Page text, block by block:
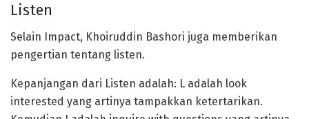
Listen
Selain Impact, Khoiruddin Bashori juga memberikan
pengertian tentang listen.
Kepanjangan dari Listen adalah: L adalah look
interested yang artinya tampakkan ketertarikan.